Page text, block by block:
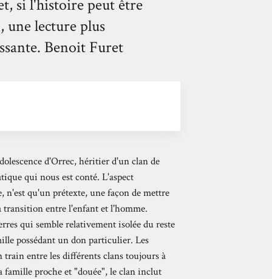
si l'histoire peut être
une lecture plus
Benoit Furet
d'Orrec, héritier d'un clan de
qui nous est conté. L'aspect
qu'un prétexte, une façon de mettre
transition entre l'enfant et l'homme.
qui semble relativement isolée du reste
possédant un don particulier. Les
train entre les différents clans toujours à
famille proche et "douée", le clan inclut